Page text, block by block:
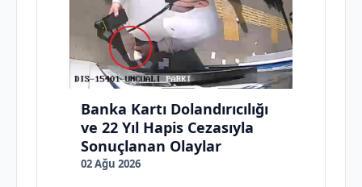
Banka Kartı Dolandırıcılığı
ve 22 Yıl Hapis Cezasıyla
Sonuçlanan Olaylar
02 Ağu 2026